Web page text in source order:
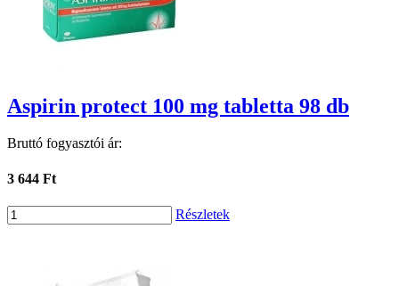
Aspirin protect 100 mg tabletta 98 db
Bruttó fogyasztói ár:
3 644 Ft
Részletek